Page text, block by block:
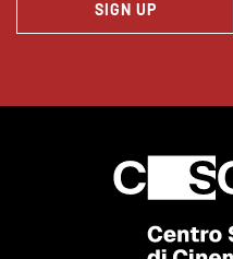
SIGN UP